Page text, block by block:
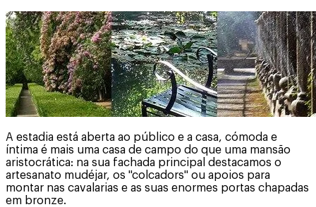
A estadia está aberta ao público e a casa, cómoda e
íntima é mais uma casa de campo do que uma mansão
aristocrática: na sua fachada principal destacamos o
artesanato mudéjar, os "colcadors" ou apoios para
montar nas cavalarias e as suas enormes portas chapadas
em bronze.